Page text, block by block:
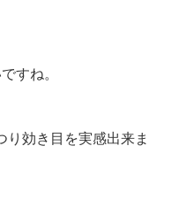
すね。
り効き目を実感出来ま